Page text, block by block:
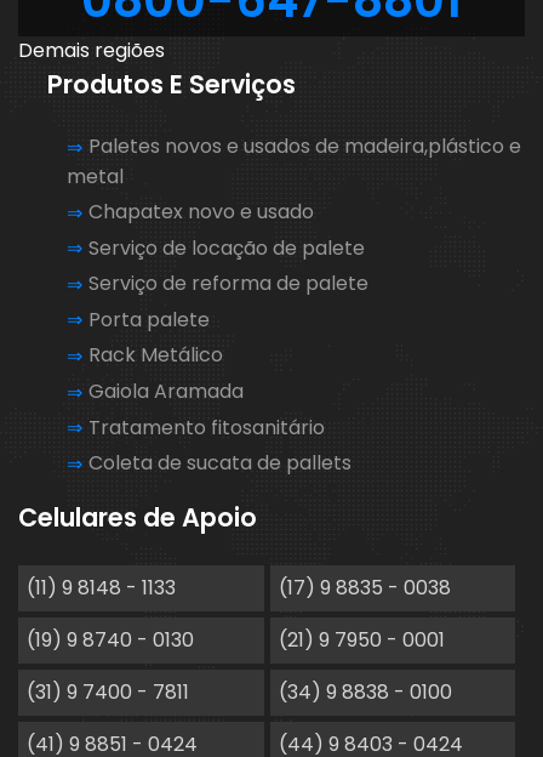
Demais regiões
Produtos E Serviços
Paletes novos e usados de madeira,plástico e
metal
Chapatex novo e usado
Serviço de locação de palete
Serviço de reforma de palete
Porta palete
Rack Metálico
Gaiola Aramada
Tratamento fitosanitário
Coleta de sucata de pallets
Celulares de Apoio
(11) 9 8148 - 1133
(17) 9 8835 - 0038
(19) 9 8740 - 0130
(21) 9 7950 - 0001
(31) 9 7400 - 7811
(34) 9 8838 - 0100
(41) 9 8851 - 0424
(44) 9 8403 - 0424